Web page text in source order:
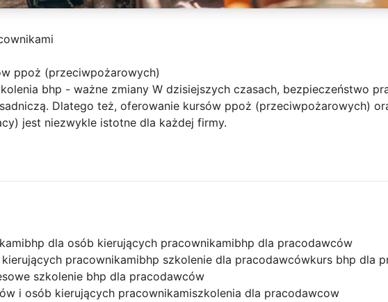
ppoż (przeciwpożarowych)
bhp - ważne zmiany W dzisiejszych czasach, bezpieczeństwo
Dlatego też, oferowanie kursów ppoż (przeciwpożarowych)
jest niezwykle istotne dla każdej firmy.
bhp dla osób kierujących pracownikamibhp dla pracodawców
pracownikamibhp szkolenie dla pracodawcówkurs bhp dla
szkolenie bhp dla pracodawców
i osób kierujących pracownikamiszkolenia dla pracodawcow